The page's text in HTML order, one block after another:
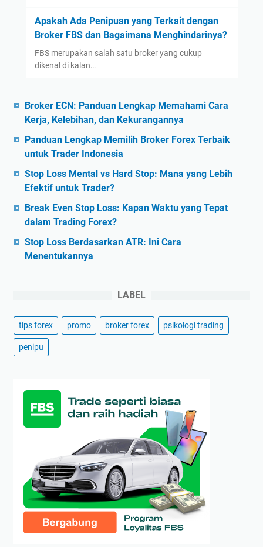
Apakah Ada Penipuan yang Terkait dengan
Broker FBS dan Bagaimana Menghindarinya?
FBS merupakan salah satu broker yang cukup
dikenal di kalan…
Broker ECN: Panduan Lengkap Memahami Cara
Kerja, Kelebihan, dan Kekurangannya
Panduan Lengkap Memilih Broker Forex Terbaik
untuk Trader Indonesia
Stop Loss Mental vs Hard Stop: Mana yang Lebih
Efektif untuk Trader?
Break Even Stop Loss: Kapan Waktu yang Tepat
dalam Trading Forex?
Stop Loss Berdasarkan ATR: Ini Cara
Menentukannya
LABEL
tips forex promo broker forex psikologi trading
penipu